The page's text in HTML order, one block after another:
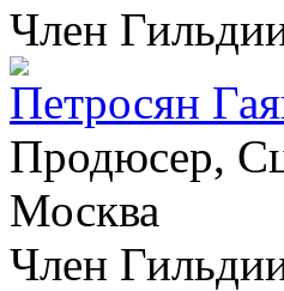
Член
Петросян
Продюсер,
Москва
Член